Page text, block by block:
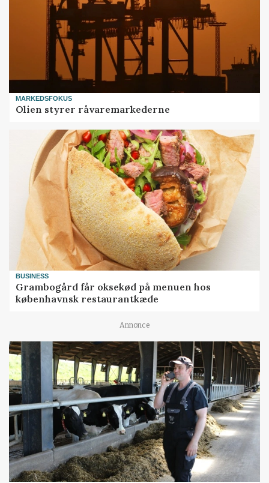
MARKEDSFOKUS
Olien styrer råvaremarkederne
BUSINESS
Grambogård får oksekød på menuen hos
københavnsk restaurantkæde
Annonce